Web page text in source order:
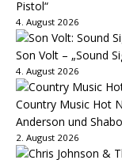
Pistol“
4. August 2026
Son Volt – „Sound
4. August 2026
Country Music Hot
Anderson und
2. August 2026